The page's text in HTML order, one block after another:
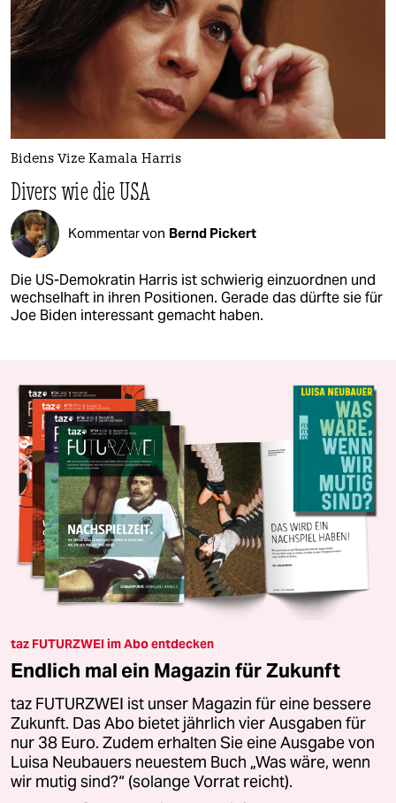
Bidens Vize Kamala Harris
Divers wie die USA
Kommentar von Bernd Pickert
Die US-Demokratin Harris ist schwierig einzuordnen und
wechselhaft in ihren Positionen. Gerade das dürfte sie für
Joe Biden interessant gemacht haben.
taz FUTURZWEI im Abo entdecken
Endlich mal ein Magazin für Zukunft
taz FUTURZWEI ist unser Magazin für eine bessere
Zukunft. Das Abo bietet jährlich vier Ausgaben für
nur 38 Euro. Zudem erhalten Sie eine Ausgabe von
Luisa Neubauers neuestem Buch „Was wäre, wenn
wir mutig sind?“ (solange Vorrat reicht).